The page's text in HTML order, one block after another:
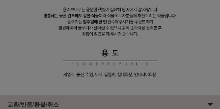
교환/반품/환불/취소